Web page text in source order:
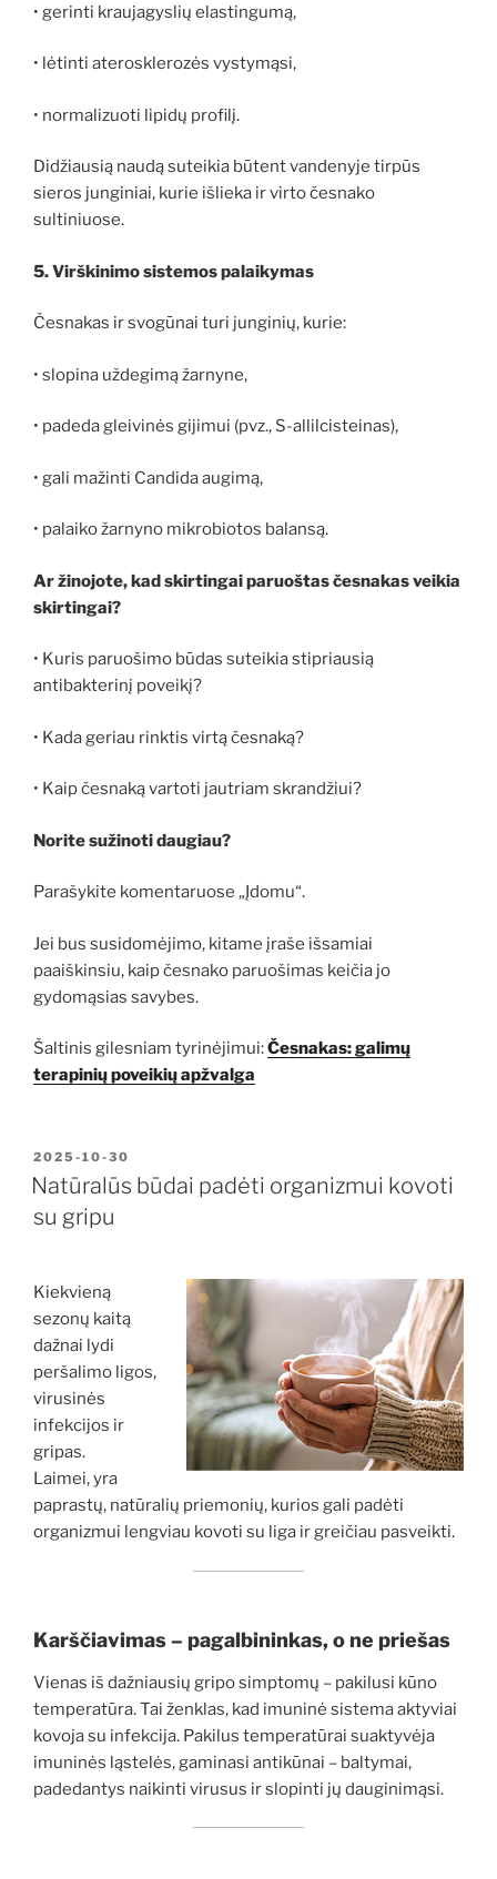
• gerinti kraujagyslių elastingumą,
• lėtinti aterosklerozės vystymąsi,
• normalizuoti lipidų profilį.
Didžiausią naudą suteikia būtent vandenyje tirpūs
sieros junginiai, kurie išlieka ir virto česnako
sultiniuose.
5. Virškinimo sistemos palaikymas
Česnakas ir svogūnai turi junginių, kurie:
• slopina uždegimą žarnyne,
• padeda gleivinės gijimui (pvz., S-allilcisteinas),
• gali mažinti Candida augimą,
• palaiko žarnyno mikrobiotos balansą.
Ar žinojote, kad skirtingai paruoštas česnakas veikia
skirtingai?
• Kuris paruošimo būdas suteikia stipriausią
antibakterinį poveikį?
• Kada geriau rinktis virtą česnaką?
• Kaip česnaką vartoti jautriam skrandžiui?
Norite sužinoti daugiau?
Parašykite komentaruose „Įdomu“.
Jei bus susidomėjimo, kitame įraše išsamiai
paaiškinsiu, kaip česnako paruošimas keičia jo
gydomąsias savybes.
Šaltinis gilesniam tyrinėjimui:Česnakas: galimų
terapinių poveikių apžvalga
PASKELBTA
2025-10-30
Natūralūs būdai padėti organizmui kovoti
su gripu
Kiekvieną
sezonų kaitą
dažnai lydi
peršalimo ligos,
virusinės
infekcijos ir
gripas.
Laimei, yra
paprastų, natūralių priemonių, kurios gali padėti
organizmui lengviau kovoti su liga ir greičiau pasveikti.
Karščiavimas – pagalbininkas, o ne priešas
Vienas iš dažniausių gripo simptomų – pakilusi kūno
temperatūra. Tai ženklas, kad imuninė sistema aktyviai
kovoja su infekcija. Pakilus temperatūrai suaktyvėja
imuninės ląstelės, gaminasi antikūnai – baltymai,
padedantys naikinti virusus ir slopinti jų dauginimąsi.